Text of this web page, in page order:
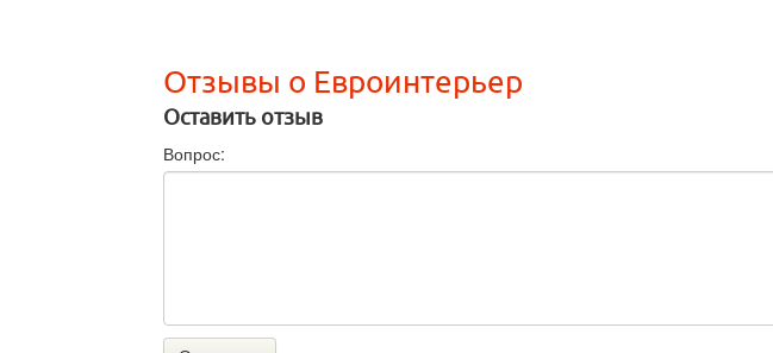
Отзывы о Евроинтерьер
Оставить отзыв
Вопрос: